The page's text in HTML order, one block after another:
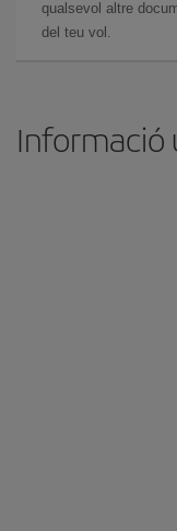
qualsevol altre
del teu vol.
Informació